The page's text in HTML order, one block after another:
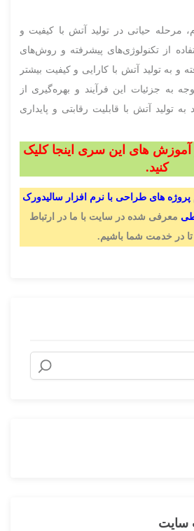
مرحله حیاتی در تولید آتش با کیفیت و
از تکنولوژی‌های پیشرفته و روش‌های
و به تولید آتش با کارایی و کیفیت بیشتر
به جزئیات این فرآیند و بهره‌گیری از
تولید آتش با قابلیت رقابتی و پایداری
های این سری اینجا کلیک
کنید.
پروژه های طراحی با نرم افزار سالیدورک
معرفی شده در سایت با ما در ارتباط
تا در خدمت شما باشیم.
سایت